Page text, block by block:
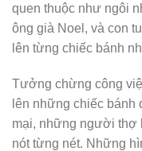
quen thuộc như ngôi
ông già Noel, và con
lên từng chiếc bánh
Tưởng chừng công
lên những chiếc bánh
mại, những người thợ
nót từng nét. Những